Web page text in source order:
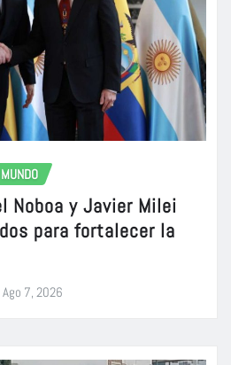
MUNDO
Noboa y Javier Milei
para fortalecer la
Ago 7, 2026